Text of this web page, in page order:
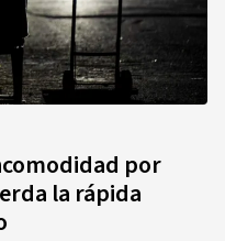
por
la rápida